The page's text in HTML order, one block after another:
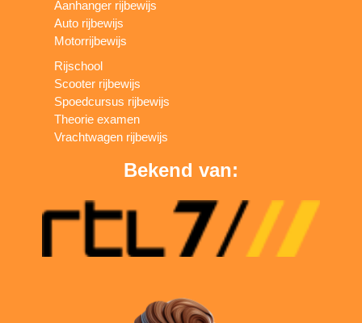
Aanhanger rijbewijs
Auto rijbewijs
Motorrijbewijs
Rijschool
Scooter rijbewijs
Spoedcursus rijbewijs
Theorie examen
Vrachtwagen rijbewijs
Bekend van: